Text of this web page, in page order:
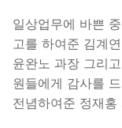
일상업무에 바쁜
고를 하여준 김계
윤완노 과장 그리
원들에게 감사를
전념하여준 정재